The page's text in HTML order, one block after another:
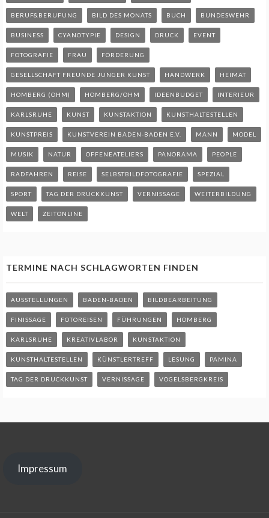
BERUF&BERUFUNG BILD DES MONATS BUCH BUNDESWEHR
BUSINESS CYANOTYPIE DESIGN DRUCK EVENT
FOTOGRAFIE FRAU FÖRDERUNG
GESELLSCHAFT FREUNDE JUNGER KUNST HANDWERK HEIMAT
HOMBERG (OHM) HOMBERG/OHM IDEENBUDGET INTERIEUR
KARLSRUHE KUNST KUNSTAKTION KUNSTHALTESTELLEN
KUNSTPREIS KUNSTVEREIN BADEN-BADEN E.V. MANN MODEL
MUSIK NATUR OFFENEATELIERS PANORAMA PEOPLE
RADFAHREN REISE SELBSTBILDFOTOGRAFIE SPEZIAL
SPORT TAG DER DRUCKKUNST VERNISSAGE WEITERBILDUNG
WELT ZEITONLINE
TERMINE NACH SCHLAGWORTEN FINDEN
AUSSTELLUNGEN BADEN-BADEN BILDBEARBEITUNG
FINISSAGE FOTOREISEN FÜHRUNGEN HOMBERG
KARLSRUHE KREATIVLABOR KUNSTAKTION
KUNSTHALTESTELLEN KÜNSTLERTREFF LESUNG PAMINA
TAG DER DRUCKKUNST VERNISSAGE VOGELSBERGKREIS
Impressum